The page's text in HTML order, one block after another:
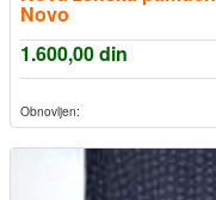
Novo
1.600,00din
Obnovljen: